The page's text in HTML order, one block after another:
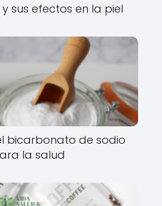
sus efectos en la piel
bicarbonato de sodio
la salud